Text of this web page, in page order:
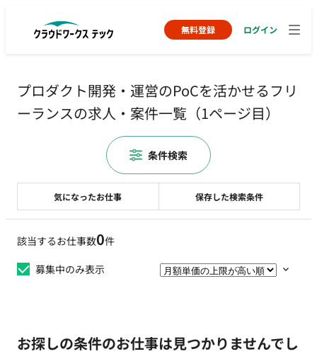
無料登録 ログイン
プロダクト開発・運営のPoCを活かせるフリ
ーランスの求人・案件一覧（1ページ目）
該当するお仕事数0件
募集中のみ表示
お探しの条件のお仕事は見つかりませんでし
気になったお仕事 保存した検索条件
条件検索